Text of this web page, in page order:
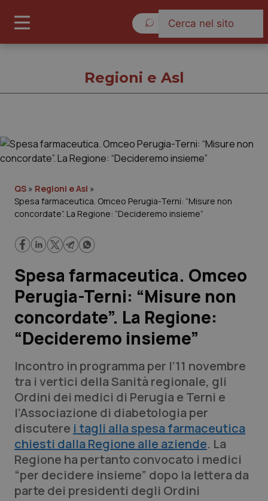
Governo e Parlamento
Regioni e Asl
Lavoro e Professioni
Scienza e Farmaci
Studi e Analisi
Lettere al direttore
Edizioni Regionali
QS Pro
Professionisti Sanitari.AI
Abruzzo
QS Pro Gold
Regioni e Asl
QS » Regioni e Asl »
Spesa farmaceutica. Omceo Perugia-Terni: “Misure non
concordate”. La Regione: “Decideremo insieme”
Spesa farmaceutica. Omceo
Perugia-Terni: “Misure non
concordate”. La Regione:
“Decideremo insieme”
Incontro in programma per l’11 novembre
tra i vertici della Sanità regionale, gli
Ordini dei medici di Perugia e Terni e
l’Associazione di diabetologia per
discutere i tagli alla spesa farmaceutica
chiesti dalla Regione alle aziende. La
Regione ha pertanto convocato i medici
“per decidere insieme” dopo la lettera da
parte dei presidenti degli Ordini